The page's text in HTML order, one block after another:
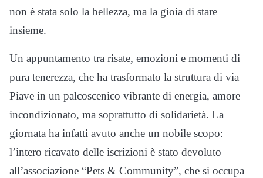
non è stata solo la bellezza, ma la gioia di stare
insieme.
Un appuntamento tra risate, emozioni e momenti di
pura tenerezza, che ha trasformato la struttura di via
Piave in un palcoscenico vibrante di energia, amore
incondizionato, ma soprattutto di solidarietà. La
giornata ha infatti avuto anche un nobile scopo:
l’intero ricavato delle iscrizioni è stato devoluto
all’associazione “Pets & Community”, che si occupa